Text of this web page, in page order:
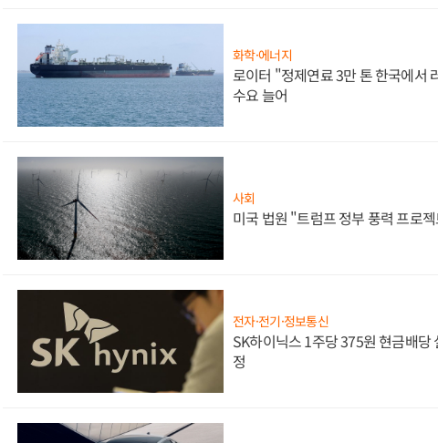
화학·에너지
로이터 "정제연료 3만 톤 한국에서
수요 늘어
사회
미국 법원 "트럼프 정부 풍력 프로
전자·전기·정보통신
SK하이닉스 1주당 375원 현금배당
정